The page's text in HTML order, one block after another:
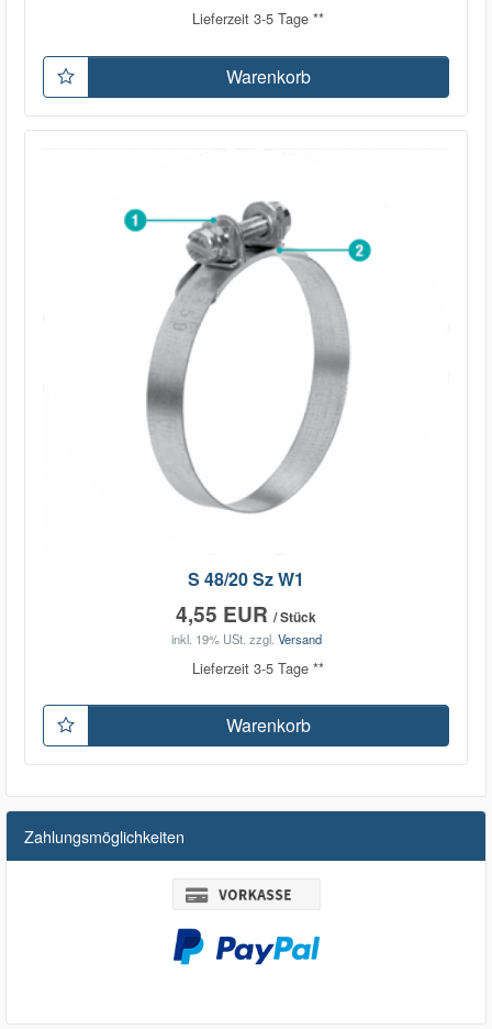
Lieferzeit 3-5 Tage **
Warenkorb
S 48/20 Sz W1
4,55 EUR / Stück
inkl. 19% USt. zzgl. Versand
Lieferzeit 3-5 Tage **
Warenkorb
Zahlungsmöglichkeiten